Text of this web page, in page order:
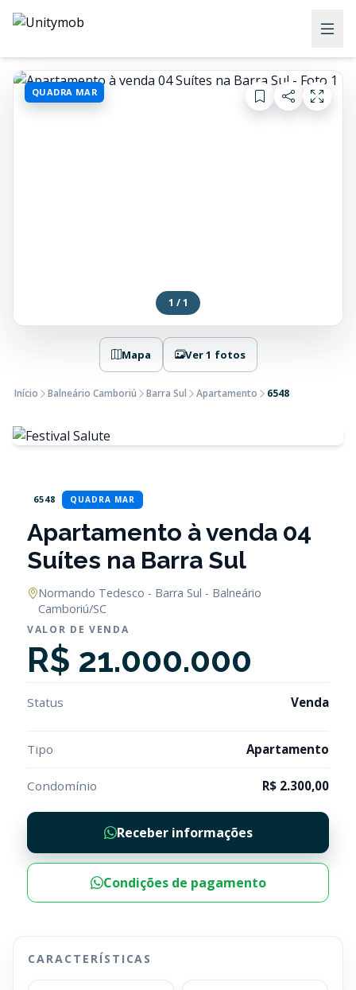
QUADRA MAR
1 / 1
Mapa Ver 1 fotos
Início Balneário Camboriú Barra Sul Apartamento 6548
6548 QUADRA MAR
Apartamento à venda 04
Suítes na Barra Sul
Normando Tedesco - Barra Sul - Balneário
Camboriú/SC
VALOR DE VENDA
R$ 21.000.000
Status Venda
Tipo Apartamento
Condomínio R$ 2.300,00
Receber informações
Condições de pagamento
CARACTERÍSTICAS